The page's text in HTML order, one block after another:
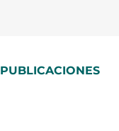
PUBLICACIONES